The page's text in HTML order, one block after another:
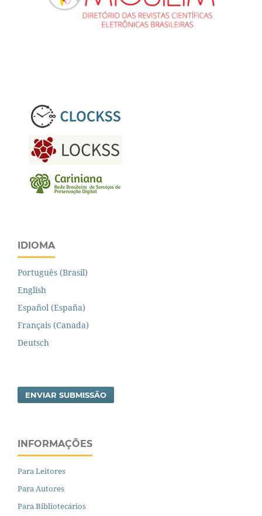
IDIOMA
Português (Brasil)
English
Español (España)
Français (Canada)
Deutsch
ENVIAR SUBMISSÃO
INFORMAÇÕES
Para Leitores
Para Autores
Para Bibliotecários